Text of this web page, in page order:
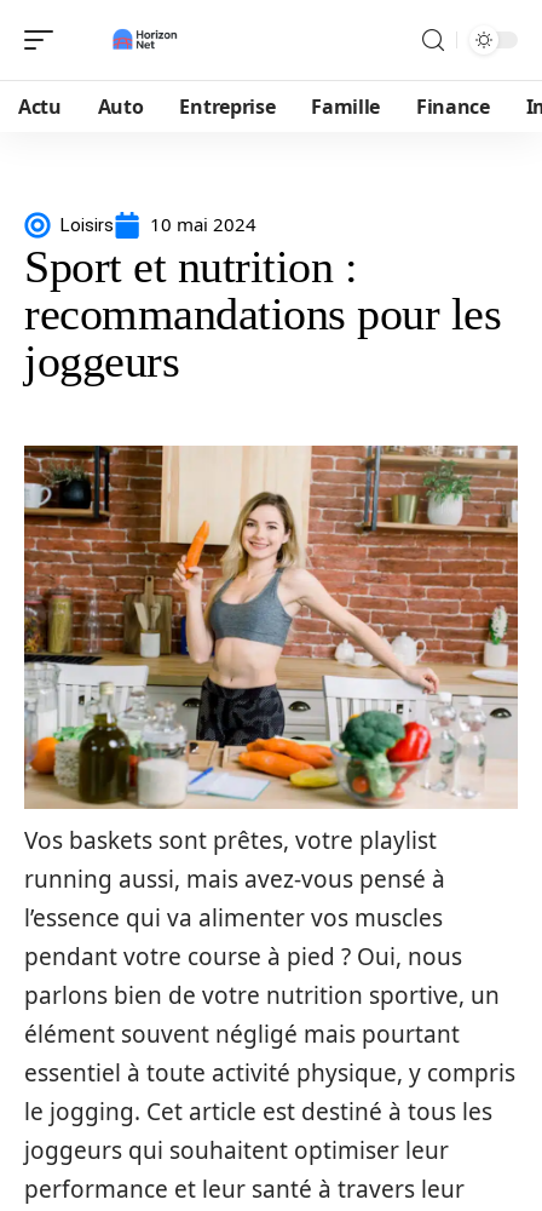
Actu Auto Entreprise Famille Finance
Loisirs 10 mai 2024
Sport et nutrition :
recommandations pour les
joggeurs
Vos baskets sont prêtes, votre playlist
running aussi, mais avez-vous pensé à
l’essence qui va alimenter vos muscles
pendant votre course à pied ? Oui, nous
parlons bien de votre nutrition sportive, un
élément souvent négligé mais pourtant
essentiel à toute activité physique, y compris
le jogging. Cet article est destiné à tous les
joggeurs qui souhaitent optimiser leur
performance et leur santé à travers leur